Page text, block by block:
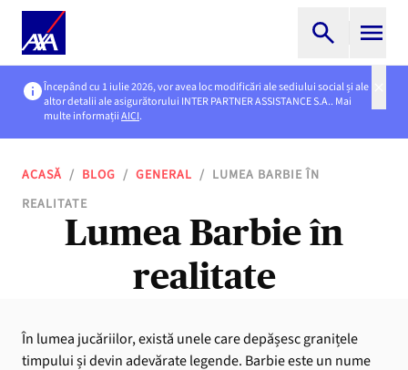
Începând cu 1 iulie 2026, vor avea loc modificări ale sediului social și ale
altor detalii ale asigurătorului INTER PARTNER ASSISTANCE S.A.. Mai
multe informațiiAICI.
ACASĂ / BLOG / GENERAL / LUMEA BARBIE ÎN
REALITATE
Lumea Barbie în
realitate
În lumea jucăriilor, există unele care depășesc granițele
timpului și devin adevărate legende. Barbie este un nume